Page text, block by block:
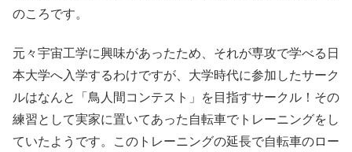
のころです。
元々宇宙工学に興味があったため、それが専攻で学べる日
本大学へ入学するわけですが、大学時代に参加したサーク
ルはなんと「鳥人間コンテスト」を目指すサークル！その
練習として実家に置いてあった自転車でトレーニングをし
ていたようです。このトレーニングの延長で自転車のロー